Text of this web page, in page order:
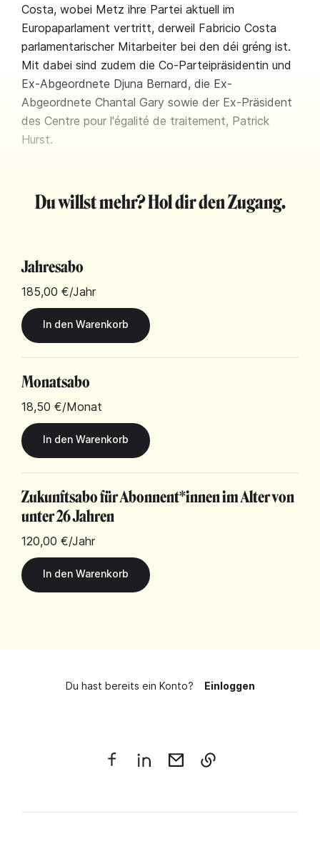
Costa, wobei Metz ihre Partei aktuell im
Europaparlament vertritt, derweil Fabricio Costa
parlamentarischer Mitarbeiter bei den déi gréng ist.
Mit dabei sind zudem die Co-Parteipräsidentin und
Ex-Abgeordnete Djuna Bernard, die Ex-
Abgeordnete Chantal Gary sowie der Ex-Präsident
des Centre pour l'égalité de traitement, Patrick
Hurst.
Du willst mehr? Hol dir den Zugang.
Jahresabo
185,00 €/Jahr
Monatsabo
18,50 €/Monat
Zukunftsabo für Abonnent*innen im Alter von
unter 26 Jahren
120,00 €/Jahr
Du hast bereits ein Konto? Einloggen